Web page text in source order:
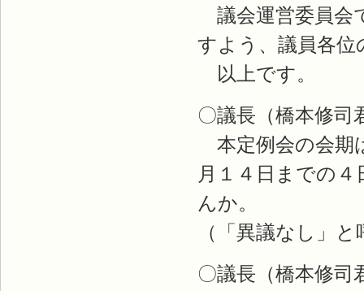
議会運営委員会
すよう、議員各
以上です。
〇議長（橋本修
本定例会の会期
月１４日までの
んか。
（「異議なし」
〇議長（橋本修